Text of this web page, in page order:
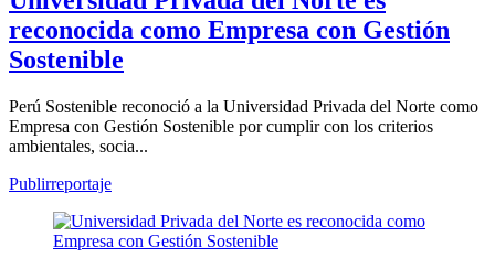
reconocida como Empresa con Gestión
Sostenible
Perú Sostenible reconoció a la Universidad Privada del Norte como
Empresa con Gestión Sostenible por cumplir con los criterios
ambientales, socia...
Publirreportaje